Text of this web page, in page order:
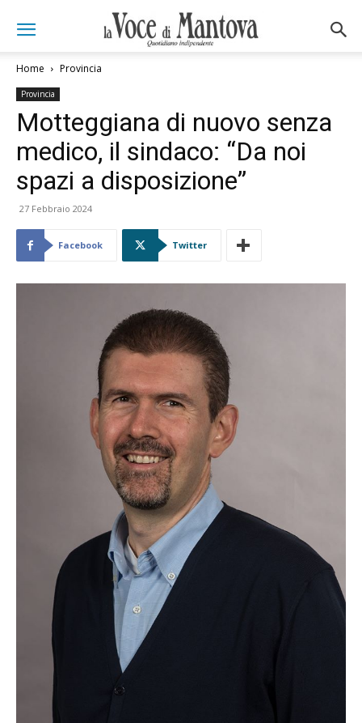
Home Provincia
Provincia
Motteggiana di nuovo senza
medico, il sindaco: “Da noi
spazi a disposizione”
27 Febbraio 2024
Facebook Twitter